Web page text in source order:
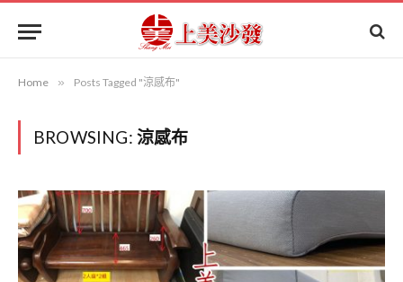
Home » Posts Tagged "涼感布"
BROWSING: 涼感布